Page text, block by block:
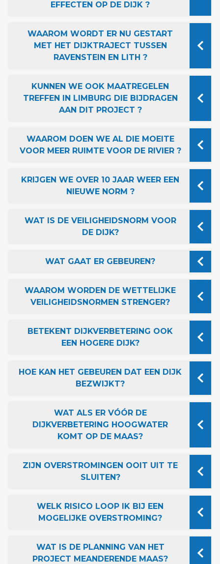
EFFECTEN OP DE DIJK ?
WAAROM WORDT ER NU GESTART
MET HET DIJKTRAJECT TUSSEN
RAVENSTEIN EN LITH ?
KUNNEN WE OOK MAATREGELEN
TREFFEN IN LIMBURG DIE BIJDRAGEN
AAN DIT PROJECT ?
WAAROM DOEN WE AL DIE MOEITE
VOOR MEER RUIMTE VOOR DE RIVIER ?
KRIJGEN WE OVER 10 JAAR WEER EEN
NIEUWE NORM ?
WAT IS DE VEILIGHEIDSNORM VOOR
DE DIJK?
WAT GAAT ER GEBEUREN?
WAAROM WORDEN DE WETTELIJKE
VEILIGHEIDSNORMEN STRENGER?
BETEKENT DIJKVERBETERING OOK
EEN HOGERE DIJK?
HOE KAN HET GEBEUREN DAT EEN DIJK
BEZWIJKT?
WAT ALS ER VÓÓR DE
DIJKVERBETERING HOOGWATER
KOMT OP DE MAAS?
ZIJN OVERSTROMINGEN OOIT UIT TE
SLUITEN?
WELK RISICO LOOP IK BIJ EEN
MOGELIJKE OVERSTROMING?
WAT IS DE PLANNING VAN HET
PROJECT MEANDERENDE MAAS?